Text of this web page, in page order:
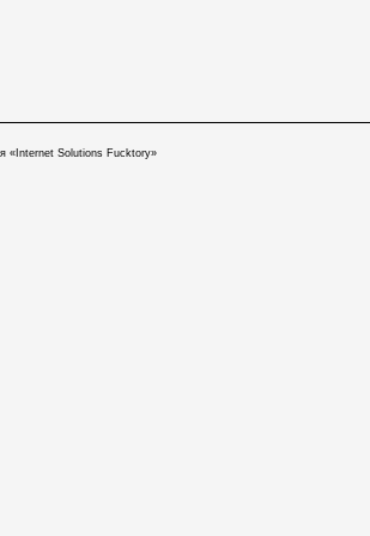
«Internet Solutions Fucktory»